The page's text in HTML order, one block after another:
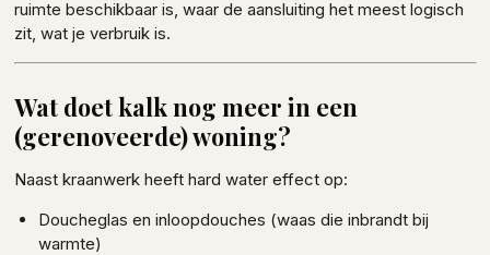
ruimte beschikbaar is, waar de aansluiting het meest logisch
zit, wat je verbruik is.
Wat doet kalk nog meer in een
(gerenoveerde) woning?
Naast kraanwerk heeft hard water effect op:
Doucheglas en inloopdouches (waas die inbrandt bij
warmte)